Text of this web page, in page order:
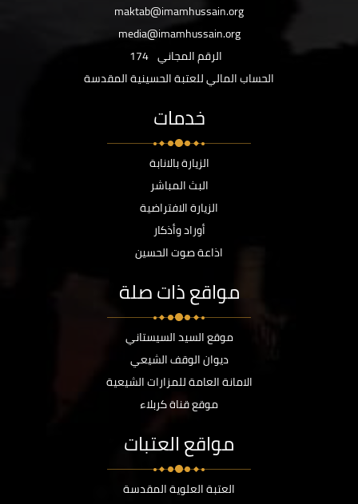
maktab@imamhussain.org
media@imamhussain.org
الرقم المجاني 174
الحساب المالي للعتبة الحسينية المقدسة
خدمات
الزيارة بالانابة
البث المباشر
الزيارة الافتراضية
أوراد وأذكار
اذاعة صوت الحسين
مواقع ذات صلة
موقع السيد السيستاني
ديوان الوقف الشيعي
الامانة العامة للمزارات الشيعية
موقع قناة كربلاء
مواقع العتبات
العتبة العلوية المقدسة